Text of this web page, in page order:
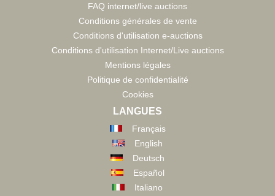
FAQ internet/live auctions
Conditions générales de vente
Conditions d'utilisation e-auctions
Conditions d'utilisation Internet/Live auctions
Mentions légales
Politique de confidentialité
Cookies
LANGUES
Français
English
Deutsch
Español
Italiano